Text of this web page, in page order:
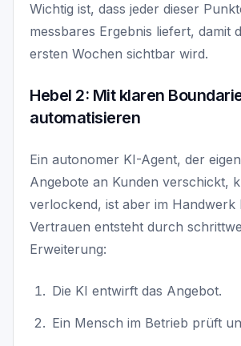
Wichtig ist, dass jeder dieser
messbares Ergebnis liefert, damit
ersten Wochen sichtbar wird.
Hebel 2: Mit klaren
automatisieren
Ein autonomer KI-Agent, der
Angebote an Kunden verschickt,
verlockend, ist aber im Handwerk
Vertrauen entsteht durch
Erweiterung:
Die KI entwirft das Angebot.
Ein Mensch im Betrieb prüft